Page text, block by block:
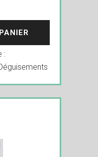
: